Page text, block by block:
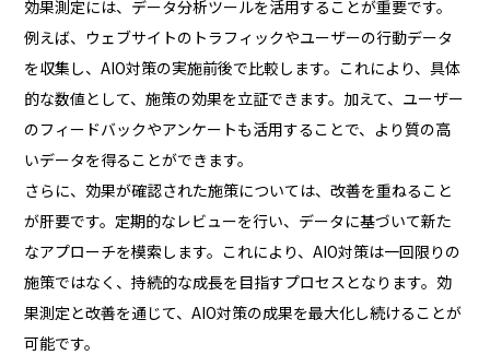
効果測定には、データ分析ツールを活用することが重要です。
例えば、ウェブサイトのトラフィックやユーザーの行動データ
を収集し、AIO対策の実施前後で比較します。これにより、具体
的な数値として、施策の効果を立証できます。加えて、ユーザー
のフィードバックやアンケートも活用することで、より質の高
いデータを得ることができます。
さらに、効果が確認された施策については、改善を重ねること
が肝要です。定期的なレビューを行い、データに基づいて新た
なアプローチを模索します。これにより、AIO対策は一回限りの
施策ではなく、持続的な成長を目指すプロセスとなります。効
果測定と改善を通じて、AIO対策の成果を最大化し続けることが
可能です。